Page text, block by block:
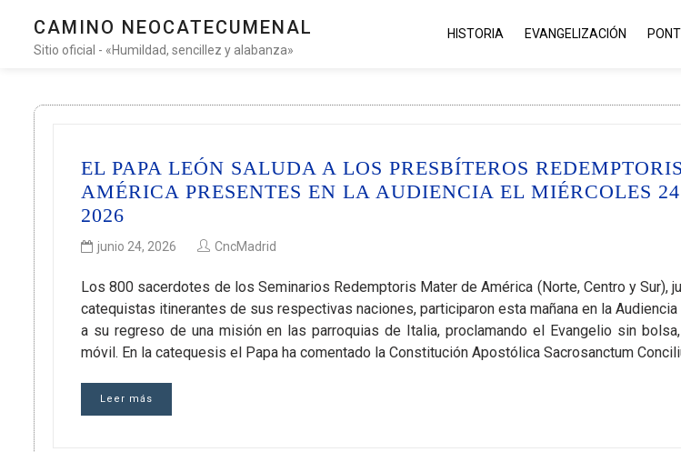
CAMINO NEOCATECUMENAL
Sitio oficial - «Humildad, sencillez y alabanza»
HISTORIA EVANGELIZACIÓN
EL PAPA LEÓN SALUDA A LOS PRESBÍTEROS
AMÉRICA PRESENTES EN LA AUDIENCIA EL MIÉRCOLES
2026
junio 24, 2026 CncMadrid
Los 800 sacerdotes de los Seminarios Redemptoris Mater de América (Norte, Centro y Sur),
catequistas itinerantes de sus respectivas naciones, participaron esta mañana en la Audiencia
a su regreso de una misión en las parroquias de Italia, proclamando el Evangelio sin
móvil. En la catequesis el Papa ha comentado la Constitución Apostólica Sacrosanctum
Leer más